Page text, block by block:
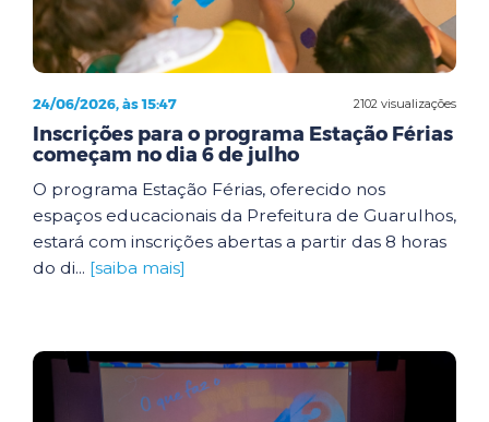
2102 visualizações
24/06/2026, às 15:47
Inscrições para o programa Estação Férias
começam no dia 6 de julho
O programa Estação Férias, oferecido nos
espaços educacionais da Prefeitura de Guarulhos,
estará com inscrições abertas a partir das 8 horas
do di... [saiba mais]